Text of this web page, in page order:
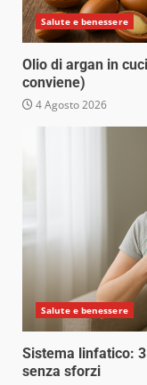
Salute e benessere
Olio di argan in
conviene)
4 Agosto 2026
Salute e benessere
Sistema linfatico:
senza sforzi